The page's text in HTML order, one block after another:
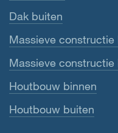
Dak buiten
Massieve constructie
Massieve constructie
Houtbouw binnen
Houtbouw buiten